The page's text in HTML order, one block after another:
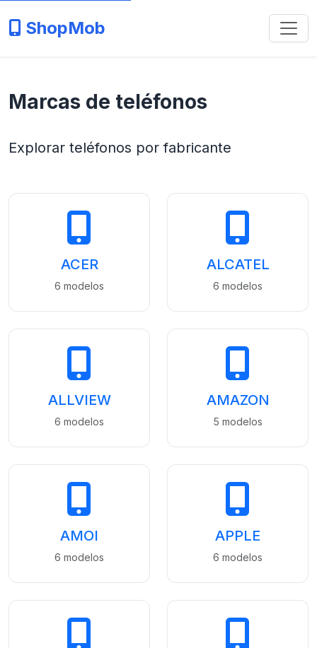
ShopMob
Marcas de teléfonos
Explorar teléfonos por fabricante
ACER
6 modelos
ALCATEL
6 modelos
ALLVIEW
6 modelos
AMAZON
5 modelos
AMOI
6 modelos
APPLE
6 modelos